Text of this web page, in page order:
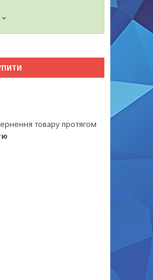
товару протягом